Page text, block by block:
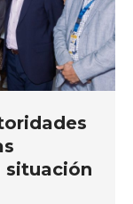
situación